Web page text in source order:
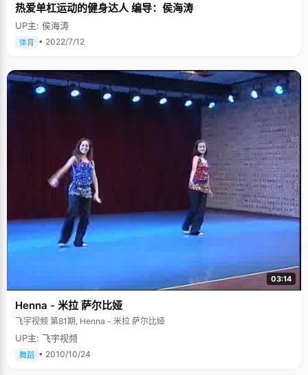
热爱单杠运动的健身达人 编导：侯海涛
UP主: 侯海涛
体育 • 2022/7/12
03:14
Henna - 米拉 萨尔比娅
飞宇视频 第81期, Henna - 米拉 萨尔比娅
UP主: 飞宇视频
舞蹈 • 2010/10/24